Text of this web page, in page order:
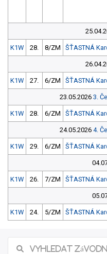
K1W 28. 8/ZM ŠŤASTNÁ
K1W 27. 6/ZM ŠŤASTNÁ
23.05.2026 3.
K1W 28. 6/ZM ŠŤASTNÁ
24.05.2026 4.
K1W 29. 6/ZM ŠŤASTNÁ
K1W 26. 7/ZM ŠŤASTNÁ
K1W 24. 5/ZM ŠŤASTNÁ